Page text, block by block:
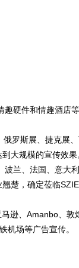
趣硬件和情趣酒店等
罗斯展、捷克展
大规模的宣传效果
兰、法国、意大
楚，确定莅临
逊、Amanbo、敦
机场等广告宣传。